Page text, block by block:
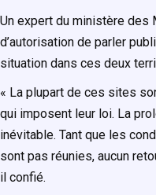
Un expert du ministère des
d’autorisation de parler
situation dans ces deux
« La plupart de ces sites
qui imposent leur loi. La
inévitable. Tant que les
sont pas réunies, aucun
il confié.